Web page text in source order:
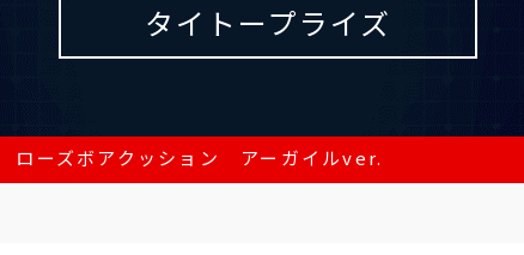
タイトープライズ
ローズボアクッション アーガイルver.